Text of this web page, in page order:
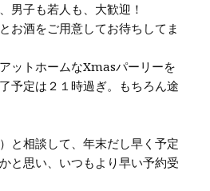
男子も若人も、大歓迎！
お酒をご用意してお待ちしてま
ットホームなXmasパーリーを
予定は２１時過ぎ。もちろん途
と相談して、年末だし早く予定
と思い、いつもより早い予約受